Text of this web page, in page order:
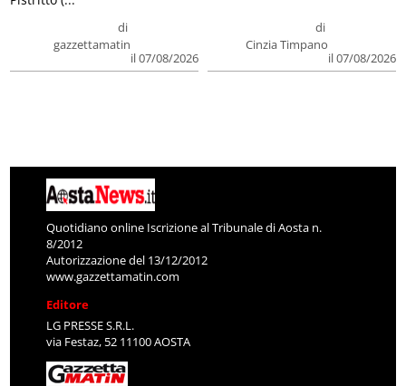
di
gazzettamatin
il 07/08/2026
di
Cinzia Timpano
il 07/08/2026
Quotidiano online Iscrizione al Tribunale di Aosta n.
8/2012
Autorizzazione del 13/12/2012
www.gazzettamatin.com
Editore
LG PRESSE S.R.L.
via Festaz, 52 11100 AOSTA